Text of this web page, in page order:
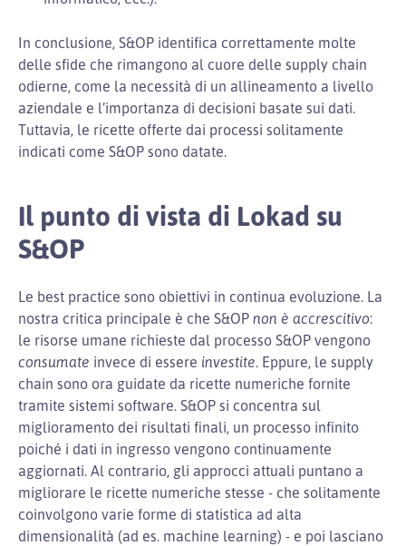
In conclusione, S&OP identifica correttamente molte
delle sfide che rimangono al cuore delle supply chain
odierne, come la necessità di un allineamento a livello
aziendale e l’importanza di decisioni basate sui dati.
Tuttavia, le ricette offerte dai processi solitamente
indicati come S&OP sono datate.
Il punto di vista di Lokad su
S&OP
Le best practice sono obiettivi in continua evoluzione. La
nostra critica principale è che S&OP non è accrescitivo:
le risorse umane richieste dal processo S&OP vengono
consumate invece di essere investite. Eppure, le supply
chain sono ora guidate da ricette numeriche fornite
tramite sistemi software. S&OP si concentra sul
miglioramento dei risultati finali, un processo infinito
poiché i dati in ingresso vengono continuamente
aggiornati. Al contrario, gli approcci attuali puntano a
migliorare le ricette numeriche stesse - che solitamente
coinvolgono varie forme di statistica ad alta
dimensionalità (ad es. machine learning) - e poi lasciano